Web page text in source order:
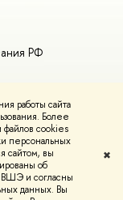
работы сайта
Более
файлов cookies
персональных
сайтом, вы
об
ВШЭ и согласны
данных. Вы
✖
РФ